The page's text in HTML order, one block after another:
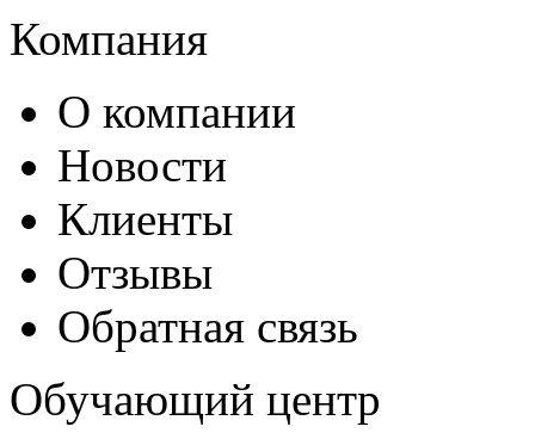
Компания
О компании
Новости
Клиенты
Отзывы
Обратная связь
Обучающий центр